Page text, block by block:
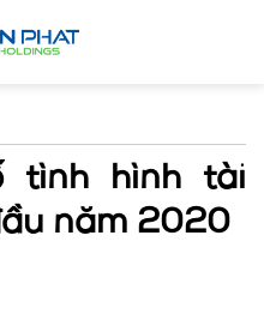
tình hình tài
năm 2020